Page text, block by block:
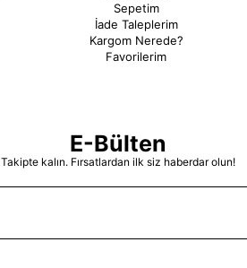
Sepetim
İade Taleplerim
Kargom Nerede?
Favorilerim
E-Bülten
Takipte kalın. Fırsatlardan ilk siz haberdar olun!